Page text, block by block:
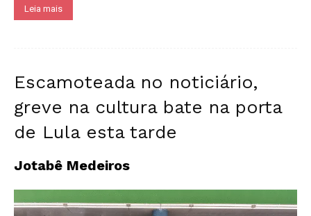
Leia mais
Escamoteada no noticiário,
greve na cultura bate na porta
de Lula esta tarde
Jotabê Medeiros